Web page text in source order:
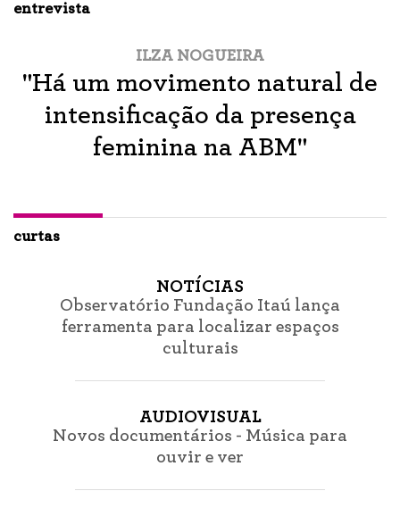
entrevista
ILZA NOGUEIRA
"Há um movimento natural de
intensificação da presença
feminina na ABM"
curtas
NOTÍCIAS
Observatório Fundação Itaú lança
ferramenta para localizar espaços
culturais
AUDIOVISUAL
Novos documentários - Música para
ouvir e ver